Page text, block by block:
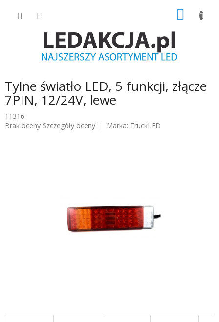
Tylne światło LED, 5 funkcji, złącze
7PIN, 12/24V, lewe
11316
Średnia
Brak oceny Szczegóły oceny Marka: TruckLED